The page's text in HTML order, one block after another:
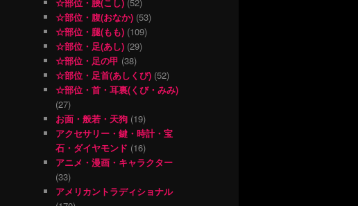
☆部位・腹(おなか) (53)
☆部位・腿(もも) (109)
☆部位・足(あし) (29)
☆部位・足の甲 (38)
☆部位・足首(あしくび) (52)
☆部位・首・耳裏(くび・みみ)
(27)
お面・般若・天狗 (19)
アクセサリー・鍵・時計・宝
石・ダイヤモンド (16)
アニメ・漫画・キャラクター
(33)
アメリカントラディショナル